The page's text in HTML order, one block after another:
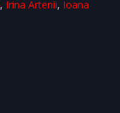
, Irina Artenii, Ioana